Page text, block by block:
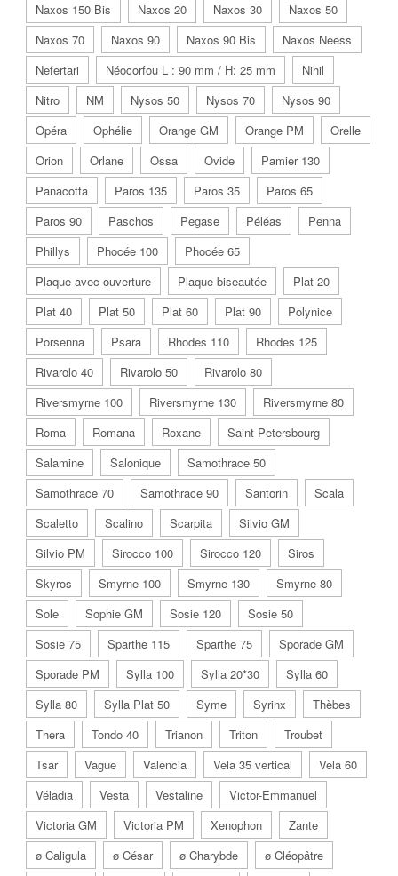
Naxos 150 Bis
Naxos 20 Naxos 30
Naxos 50
Naxos 70
Naxos 90 Naxos 90 Bis
Naxos Neess
Nefertari
Néocorfou L : 90 mm / H: 25 mm
Nihil
Nitro
NM Nysos 50 Nysos 70
Nysos 90
Opéra
Ophélie Orange GM Orange PM
Orelle
Orion
Orlane Ossa Ovide
Pamier 130
Panacotta
Paros 135 Paros 35
Paros 65
Paros 90
Paschos Pegase Péléas
Penna
Phillys
Phocée 100
Phocée 65
Plaque avec ouverture
Plaque biseautée
Plat 20
Plat 40
Plat 50 Plat 60 Plat 90
Polynice
Porsenna
Psara Rhodes 110
Rhodes 125
Rivarolo 40
Rivarolo 50
Rivarolo 80
Riversmyrne 100
Riversmyrne 130
Riversmyrne 80
Roma
Romana Roxane
Saint Petersbourg
Salamine
Salonique
Samothrace 50
Samothrace 70
Samothrace 90 Santorin
Scala
Scaletto
Scalino Scarpita
Silvio GM
Silvio PM
Sirocco 100 Sirocco 120
Siros
Skyros
Smyrne 100 Smyrne 130
Smyrne 80
Sole
Sophie GM Sosie 120
Sosie 50
Sosie 75
Sparthe 115 Sparthe 75
Sporade GM
Sporade PM
Sylla 100 Sylla 20*30
Sylla 60
Sylla 80
Sylla Plat 50 Syme Syrinx
Thèbes
Thera
Tondo 40 Trianon Triton
Troubet
Tsar
Vague Valencia Vela 35 vertical
Vela 60
Véladia
Vesta Vestaline
Victor-Emmanuel
Victoria GM
Victoria PM Xenophon
Zante
ø Caligula
ø César ø Charybde
ø Cléopâtre